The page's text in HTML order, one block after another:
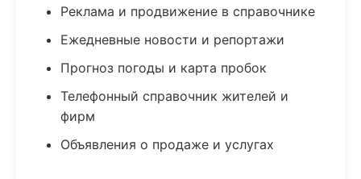
Реклама и продвижение в справочнике
Ежедневные новости и репортажи
Прогноз погоды и карта пробок
Телефонный справочник жителей и
фирм
Объявления о продаже и услугах